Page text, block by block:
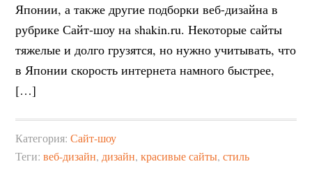
Японии, а также другие подборки веб-дизайна в
рубрике Сайт-шоу на shakin.ru. Некоторые сайты
тяжелые и долго грузятся, но нужно учитывать, что
в Японии скорость интернета намного быстрее,
[…]
Категория:Сайт-шоу
Теги:веб-дизайн, дизайн,красивые сайты,стиль